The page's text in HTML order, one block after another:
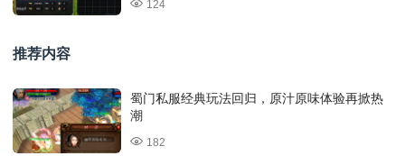
124
推荐内容
蜀门私服经典玩法回归，原汁原味体验再掀热
潮
182